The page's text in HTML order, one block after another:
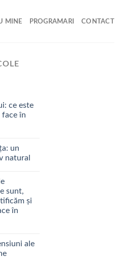
MINE PROGRAMARI CONTACT
ce este
face în
un
natural
sunt,
şi
în
ale